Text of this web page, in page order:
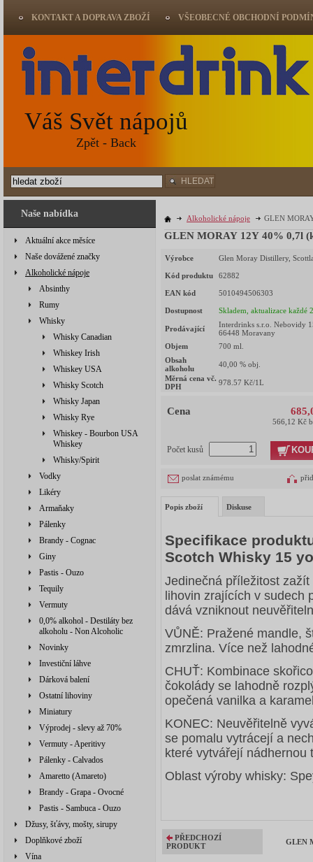
Naše nabídka
Aktuální akce měsíce
Naše dovážené značky
Alkoholické nápoje
Absinthy
Rumy
Whisky
Whisky Canadian
Whiskey Irish
Whiskey USA
Whisky Scotch
Whisky Japan
Whisky Rye
Whiskey - Bourbon USA
Whiskey
Whisky/Spirit
Vodky
Likéry
Armaňaky
Pálenky
Brandy - Cognac
Giny
Pastis - Ouzo
Tequily
Vermuty
0,0% alkohol - Destiláty bez
alkoholu - Non Alcoholic
Novinky
Investiční láhve
Dárková balení
Ostatní lihoviny
Miniatury
Výprodej - slevy až 70%
Vermuty - Aperitivy
Pálenky - Calvados
Amaretto (Amareto)
Brandy - Grapa - Ovocné
Pastis - Sambuca - Ouzo
Džusy, šťávy, mošty, sirupy
Doplňkové zboží
Vína
Alkoholické nápoje GLEN
GLEN MORAY 12Y 40% 0,7l
Výrobce Glen Moray Distillery,
Kód produktu 62882
EAN kód 5010494506303
Dostupnost Skladem, aktualizace každé
Prodávající
Interdrinks s.r.o. Nebovidy
66448 Moravany
Objem
700 ml.
Obsah
alkoholu
40,00 % obj.
Měrná cena vč.
DPH
978.57 Kč/1L
Cena
566,12 Kč
Počet kusů
poslat známému
Popis zboží Diskuse
Specifikace
Scotch Whisky 15 yo
Jedinečná příležitost
lihovin zrajících v sudech
dává vzniknout
VŮNĚ: Pražené mandle,
zmrzlina. Více než
CHUŤ: Kombinace
čokolády se lahodně
opečená vanilka a
KONEC: Neuvěřitelně
se pomalu vytrácejí a
které vytvářejí nádhernou
Oblast výroby whisky:
PŘEDCHOZÍ
PRODUKT
GLEN
KONTAKT A DOPRAVA ZBOŽÍ VŠEOBECNÉ OBCHODNÍ
Váš Svět nápojů
Zpět - Back
HLEDAT